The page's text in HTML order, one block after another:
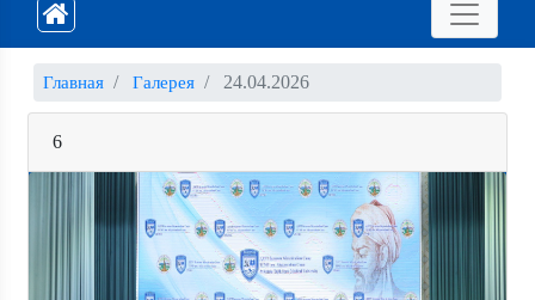
Главная Галерея 24.04.2026
6